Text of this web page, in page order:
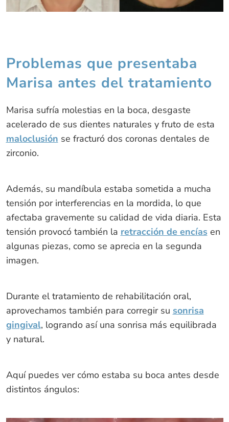
Problemas que presentaba
Marisa antes del tratamiento
Marisa sufría molestias en la boca, desgaste
acelerado de sus dientes naturales y fruto de esta
maloclusión se fracturó dos coronas dentales de
zirconio.
Además, su mandíbula estaba sometida a mucha
tensión por interferencias en la mordida, lo que
afectaba gravemente su calidad de vida diaria. Esta
tensión provocó también la retracción de encías en
algunas piezas, como se aprecia en la segunda
imagen.
Durante el tratamiento de rehabilitación oral,
aprovechamos también para corregir su sonrisa
gingival, logrando así una sonrisa más equilibrada
y natural.
Aquí puedes ver cómo estaba su boca antes desde
distintos ángulos: